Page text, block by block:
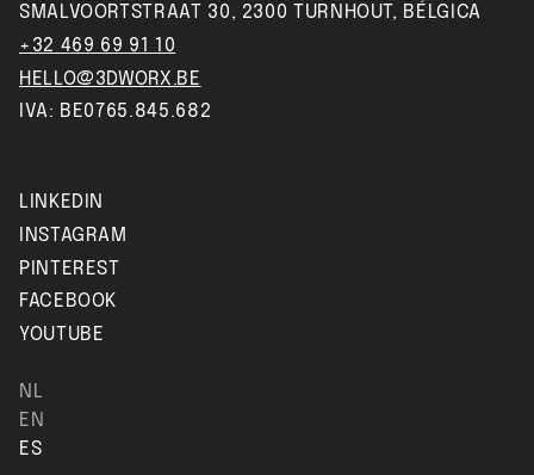
SMALVOORTSTRAAT 30, 2300 TURNHOUT, BÉLGICA
+32 469 69 91 10
HELLO@3DWORX.BE
IVA: BE0765.845.682
LINKEDIN
INSTAGRAM
PINTEREST
FACEBOOK
YOUTUBE
NL
EN
ES